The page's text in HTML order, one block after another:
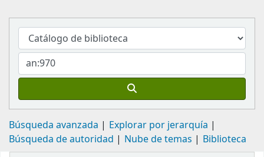
Búsqueda avanzada
Explorar por jerarquía
Búsqueda de autoridad
Nube de temas Biblioteca